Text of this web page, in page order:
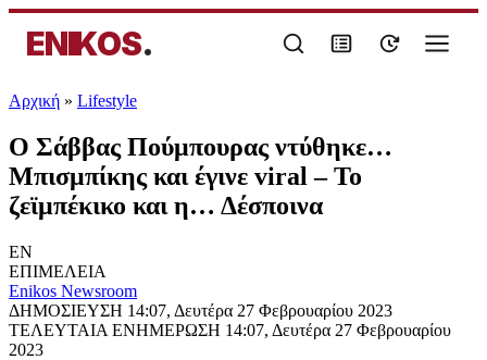
ENIKOS.
Αρχική » Lifestyle
Ο Σάββας Πούμπουρας ντύθηκε…
Μπισμπίκης και έγινε viral – Το
ζεϊμπέκικο και η… Δέσποινα
EN
ΕΠΙΜΕΛΕΙΑ
Enikos Newsroom
ΔΗΜΟΣΙΕΥΣΗ 14:07, Δευτέρα 27 Φεβρουαρίου 2023
ΤΕΛΕΥΤΑΙΑ ΕΝΗΜΕΡΩΣΗ 14:07, Δευτέρα 27 Φεβρουαρίου
2023